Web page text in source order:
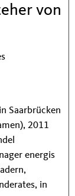
von
Saarbrücken
2011
energis
in